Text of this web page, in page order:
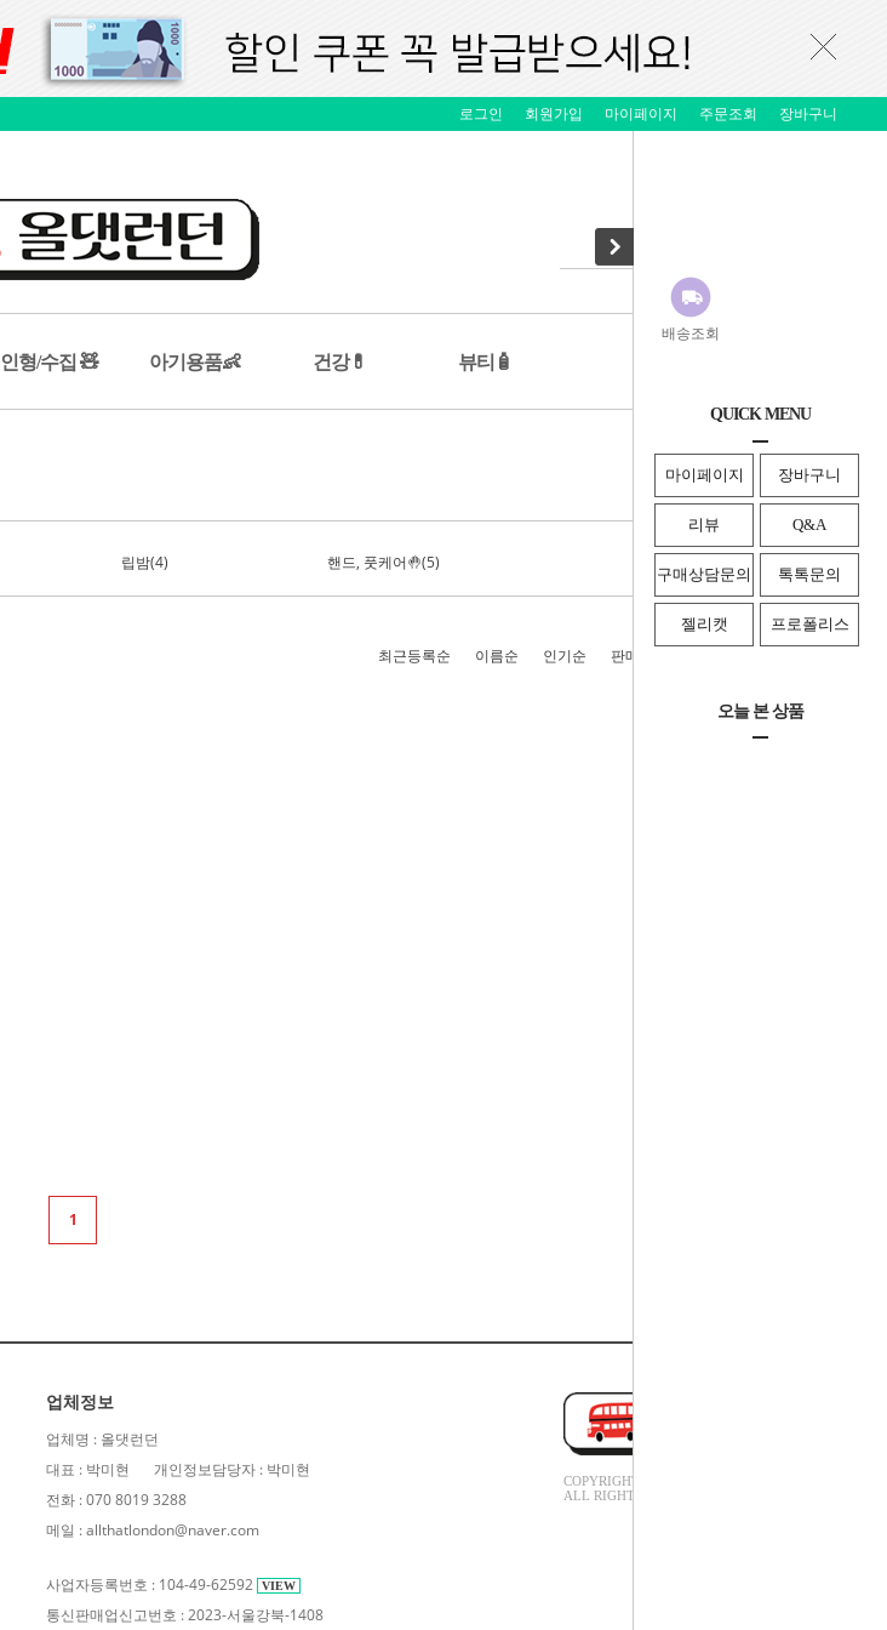
배송조회
QUICK MENU
마이페이지 장바구니
리뷰 Q&A
구매상담문의 톡톡문의
젤리캣 프로폴리스
오늘 본 상품
로그인 회원가입 마이페이지 주문조회 장바구니
인형/수집 🧸 아기용품👶 건강💊 뷰티🧴
뷰티🧴
립밤(4) 핸드, 풋케어🤚(5)
최근등록순 이름순 인기순 판매순
1
업체정보
업체명 : 올댓런던
대표 : 박미현
개인정보담당자 : 박미현
전화 : 070 8019 3288
메일 : allthatlondon@naver.com
사업자등록번호 : 104-49-62592 VIEW
통신판매업신고번호 : 2023-서울강북-1408
COPYRIGHT(C).
ALL RIGHT RESERVED.